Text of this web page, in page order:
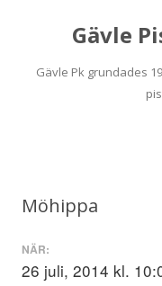
Gävle
Gävle Pk grundades
Möhippa
NÄR:
26 juli, 2014 kl.